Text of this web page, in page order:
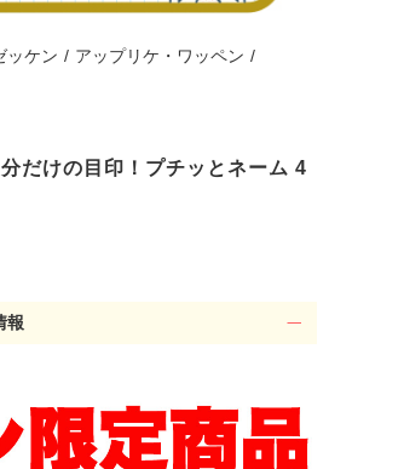
ッケン / アップリケ・ワッペン /
だけの目印！プチッとネーム 4
報